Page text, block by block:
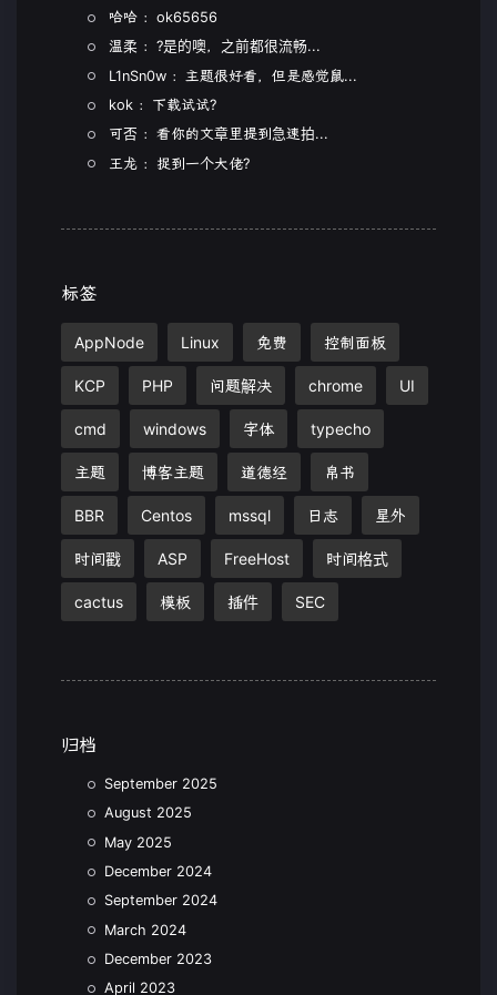
哈哈 ：ok65656
温柔 ：?是的噢，之前都很流畅...
L1nSn0w ：主题很好看，但是感觉鼠...
kok ：下载试试?
可否 ：看你的文章里提到急速拍...
王龙 ：捉到一个大佬?
标签
AppNode Linux 免费 控制面板
KCP PHP 问题解决 chrome UI
cmd windows 字体 typecho
主题 博客主题 道德经 帛书
BBR Centos mssql 日志 星外
时间戳 ASP FreeHost 时间格式
cactus 模板 插件 SEC
归档
September 2025
August 2025
May 2025
December 2024
September 2024
March 2024
December 2023
April 2023